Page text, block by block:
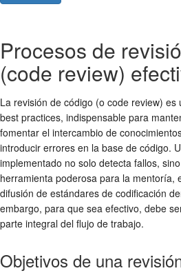
Procesos de
(code review)
La revisión de código (o code review) es
best practices, indispensable para
fomentar el intercambio de
introducir errores en la base de código.
implementado no solo detecta fallos,
herramienta poderosa para la mentoría,
difusión de estándares de codificación
embargo, para que sea efectivo, debe
parte integral del flujo de trabajo.
Objetivos de una